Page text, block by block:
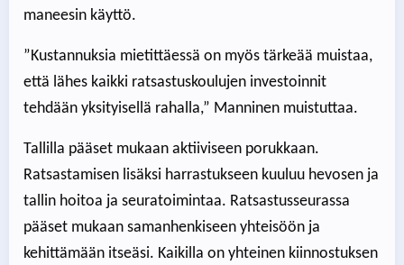
maneesin käyttö.
”Kustannuksia mietittäessä on myös tärkeää muistaa,
että lähes kaikki ratsastuskoulujen investoinnit
tehdään yksityisellä rahalla,” Manninen muistuttaa.
Tallilla pääset mukaan aktiiviseen porukkaan.
Ratsastamisen lisäksi harrastukseen kuuluu hevosen ja
tallin hoitoa ja seuratoimintaa. Ratsastusseurassa
pääset mukaan samanhenkiseen yhteisöön ja
kehittämään itseäsi. Kaikilla on yhteinen kiinnostuksen